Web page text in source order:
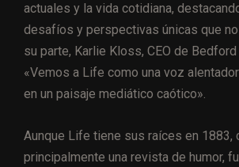
actuales y la vida cotidiana,
desafíos y perspectivas únicas que
su parte, Karlie Kloss, CEO de
«Vemos a Life como una voz
en un paisaje mediático caótico».
Aunque Life tiene sus raíces en 1883,
principalmente una revista de humor,